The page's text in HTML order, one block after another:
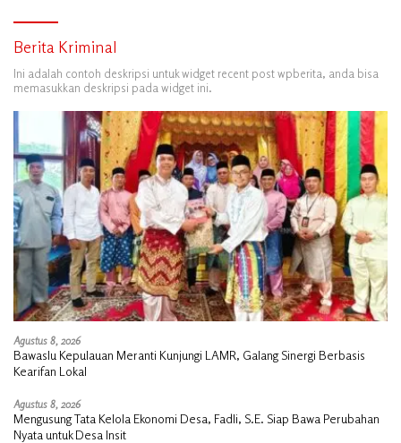
Berita Kriminal
Ini adalah contoh deskripsi untuk widget recent post wpberita, anda bisa
memasukkan deskripsi pada widget ini.
Agustus 8, 2026
Bawaslu Kepulauan Meranti Kunjungi LAMR, Galang Sinergi Berbasis
Kearifan Lokal
Agustus 8, 2026
Mengusung Tata Kelola Ekonomi Desa, Fadli, S.E. Siap Bawa Perubahan
Nyata untuk Desa Insit